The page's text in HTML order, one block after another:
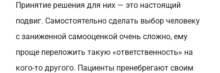
Принятие решения для них — это настоящий
подвиг. Самостоятельно сделать выбор человеку
с заниженной самооценкой очень сложно, ему
проще переложить такую «ответственность» на
кого-то другого. Пациенты пренебрегают своим